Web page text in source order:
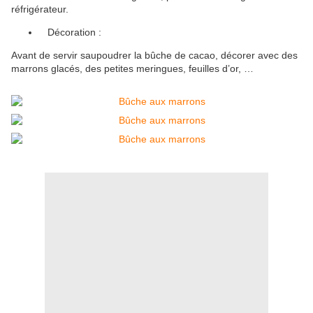
réfrigérateur.
Décoration :
Avant de servir saupoudrer la bûche de cacao, décorer avec des
marrons glacés, des petites meringues, feuilles d’or, …